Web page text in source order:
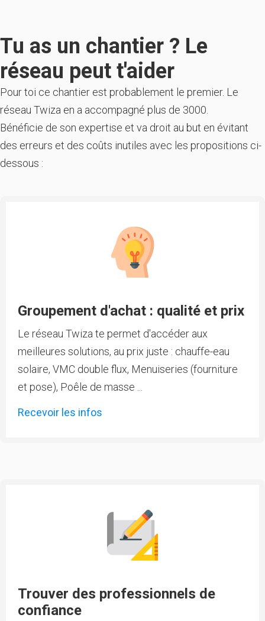
Tu as un chantier ? Le
réseau peut t'aider
Pour toi ce chantier est probablement le premier. Le
réseau Twiza en a accompagné plus de 3000.
Bénéficie de son expertise et va droit au but en évitant
des erreurs et des coûts inutiles avec les propositions ci-
dessous :
Groupement d'achat : qualité et prix
Le réseau Twiza te permet d'accéder aux
meilleures solutions, au prix juste : chauffe-eau
solaire, VMC double flux, Menuiseries (fourniture
et pose), Poêle de masse ...
Recevoir les infos
Trouver des professionnels de
confiance